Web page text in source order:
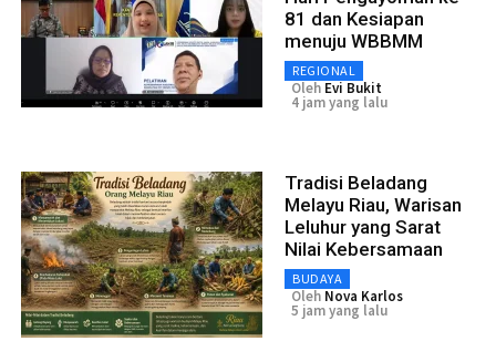
81 dan Kesiapan
menuju WBBMM
REGIONAL
Oleh Evi Bukit
4 jam yang lalu
Tradisi Beladang
Melayu Riau, Warisan
Leluhur yang Sarat
Nilai Kebersamaan
BUDAYA
Oleh Nova Karlos
5 jam yang lalu